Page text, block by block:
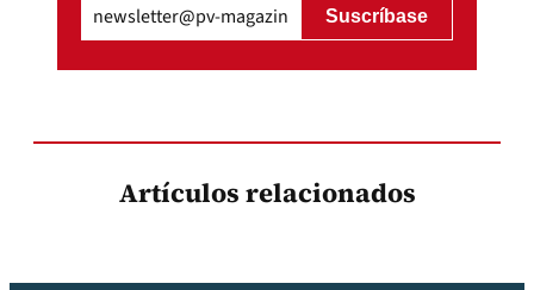
Artículos relacionados